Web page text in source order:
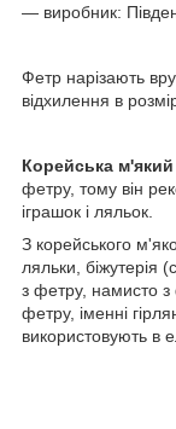
— виробник:
Фетр нарізають
відхилення в
Корейська
фетру, тому він
іграшок і ляльок.
З корейського
ляльки, біжутерія
з фетру, намисто з
фетру, іменні
використовують в